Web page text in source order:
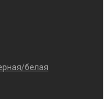
белая